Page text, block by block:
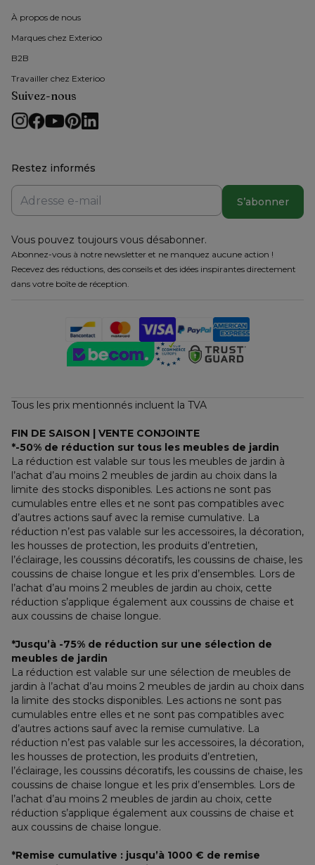
À propos de nous
Marques chez Exterioo
B2B
Travailler chez Exterioo
Suivez-nous
Restez informés
S’abonner
Vous pouvez toujours vous désabonner.
Abonnez-vous à notre newsletter et ne manquez aucune action !
Recevez des réductions, des conseils et des idées inspirantes directement
dans votre boîte de réception.
Tous les prix mentionnés incluent la TVA
FIN DE SAISON | VENTE CONJOINTE
*-50% de réduction sur tous les meubles de jardin
La réduction est valable sur tous les meubles de jardin à
l’achat d’au moins 2 meubles de jardin au choix dans la
limite des stocks disponibles. Les actions ne sont pas
cumulables entre elles et ne sont pas compatibles avec
d’autres actions sauf avec la remise cumulative. La
réduction n’est pas valable sur les accessoires, la décoration,
les housses de protection, les produits d’entretien,
l’éclairage, les coussins décoratifs, les coussins de chaise, les
coussins de chaise longue et les prix d’ensembles. Lors de
l’achat d’au moins 2 meubles de jardin au choix, cette
réduction s’applique également aux coussins de chaise et
aux coussins de chaise longue.
*Jusqu’à -75% de réduction sur une sélection de
meubles de jardin
La réduction est valable sur une sélection de meubles de
jardin à l’achat d’au moins 2 meubles de jardin au choix dans
la limite des stocks disponibles. Les actions ne sont pas
cumulables entre elles et ne sont pas compatibles avec
d’autres actions sauf avec la remise cumulative. La
réduction n’est pas valable sur les accessoires, la décoration,
les housses de protection, les produits d’entretien,
l’éclairage, les coussins décoratifs, les coussins de chaise, les
coussins de chaise longue et les prix d’ensembles. Lors de
l’achat d’au moins 2 meubles de jardin au choix, cette
réduction s’applique également aux coussins de chaise et
aux coussins de chaise longue.
*Remise cumulative : jusqu’à 1000 € de remise